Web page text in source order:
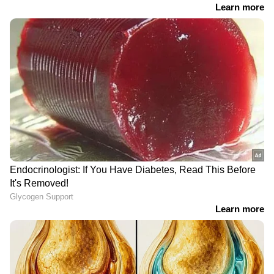
നിരോധനം മറികടന്ന്
പാകിസ്ഥാനിൽനിന്ന്
ഇറക്കുമതി ചെയ്തത് 364
ടൺ ഈന്തപ്പഴം; ​ഗുജറാത്ത്
തുറമുഖത്തുനിന്ന്
സിജെപി സമരത്തിൽ
പങ്കെടുത്തവർ
ദേശവിരുദ്ധരല്ലെന്ന്
ജനാധിപത്യത്തിന്റെ ഭാഗം'